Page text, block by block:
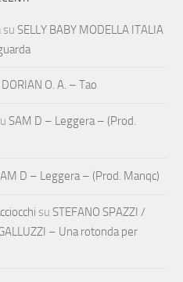
su SELLY BABY MODELLA ITALIA
DORIAN O. A. – Tao
SAM D – Leggera – (Prod.
D – Leggera – (Prod. Manqc)
su STEFANO SPAZZI /
– Una rotonda per